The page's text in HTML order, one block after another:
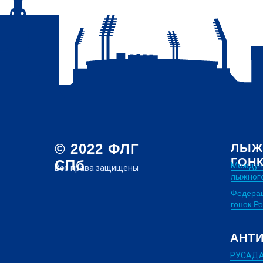
гонок
Все права защищены
© 2022 ФЛГ
СПб